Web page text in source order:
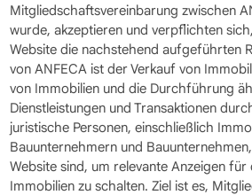
Mitgliedschaftsvereinbarung zwischen
wurde, akzeptieren und verpflichten
Website die nachstehend aufgeführten
von ANFECA ist der Verkauf von
von Immobilien und die Durchführung
Dienstleistungen und Transaktionen
juristische Personen, einschließlich
Bauunternehmern und
Website sind, um relevante Anzeigen
Immobilien zu schalten. Ziel ist es,